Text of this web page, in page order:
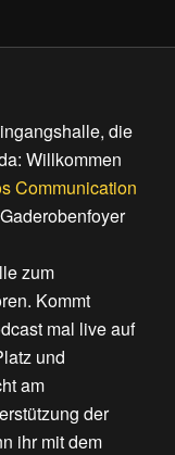
die
Willkommen
Communication
zum
Kommt
mal live auf
und
am
der
ihr mit dem